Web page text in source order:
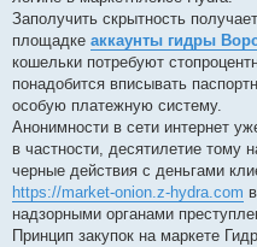
Заполучить скрытность
площадке аккаунты гидры
кошельки потребуют
понадобится вписывать
особую платежную систему.
Анонимности в сети интернет
в частности, десятилетие тому
черные действия с деньгами
https://market-onion.z-hydra.com
надзорными органами
Принцип закупок на маркете